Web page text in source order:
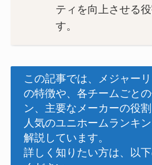
ティを向上させる
す。
この記事では、メジャー
の特徴や、各チームごと
ン、主要なメーカーの役
人気のユニホームランキ
解説しています。
詳しく知りたい方は、以